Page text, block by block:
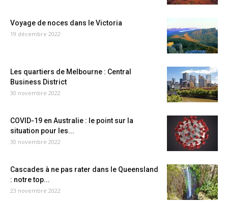
Voyage de noces dans le Victoria
19 décembre 2022
Les quartiers de Melbourne : Central
Business District
30 novembre 2022
COVID-19 en Australie : le point sur la
situation pour les...
30 novembre 2022
Cascades à ne pas rater dans le Queensland
: notre top...
23 novembre 2022